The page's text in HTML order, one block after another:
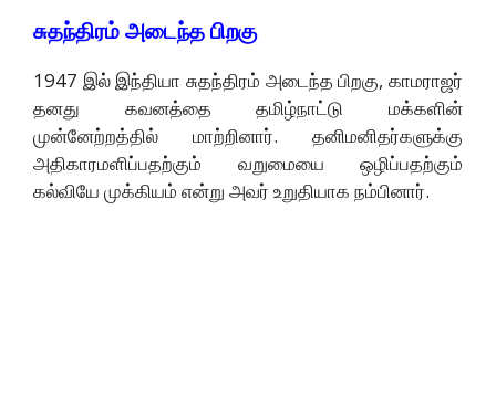
சுதந்திரம் அடைந்த பிறகு
1947 இல் இந்தியா சுதந்திரம் அடைந்த பிறகு, காமராஜர்
தனது கவனத்தை தமிழ்நாட்டு மக்களின்
முன்னேற்றத்தில் மாற்றினார். தனிமனிதர்களுக்கு
அதிகாரமளிப்பதற்கும் வறுமையை ஒழிப்பதற்கும்
கல்வியே முக்கியம் என்று அவர் உறுதியாக நம்பினார்.